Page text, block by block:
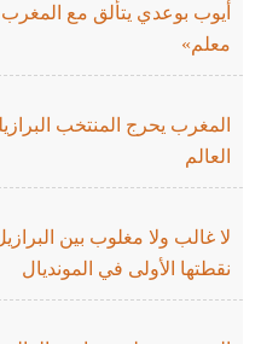
أيوب بوعدي يتألق مع
معلم»
المغرب يحرج المنتخب
العالم
لا غالب ولا مغلوب بين
نقطتها الأولى في المونديال